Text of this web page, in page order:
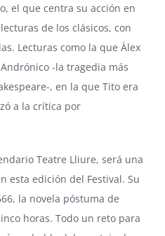
el que centra su acción en
de los clásicos, con
Lecturas como la que Àlex
-la tragedia más
, en la que Tito era
a la crítica por
Teatre Lliure, será una
esta edición del Festival. Su
la novela póstuma de
horas. Todo un reto para